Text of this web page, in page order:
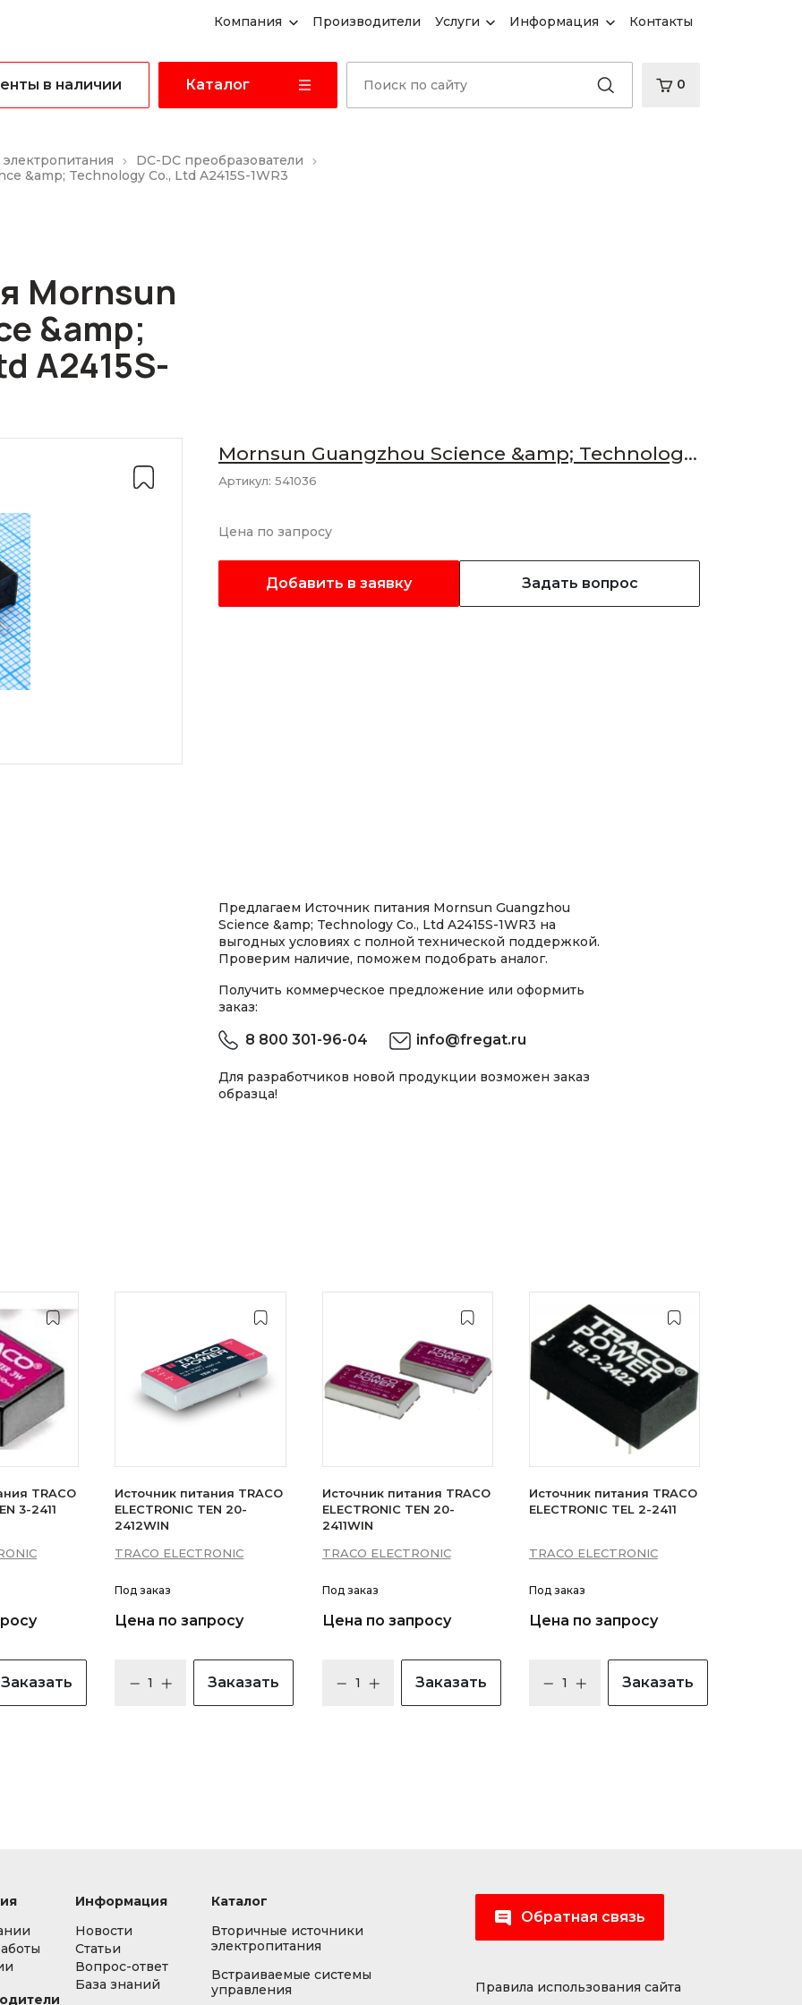
Компания Производители Услуги Информация Контакты
в наличии Каталог 0
DC-DC преобразователи
&amp; Technology Co., Ltd A2415S-1WR3
Mornsun
&amp;
A2415S-
Mornsun Guangzhou Science &amp; Technology
Co., Ltd
Артикул: 541036
Цена по запросу
Добавить в заявку Задать вопрос
Предлагаем Источник питания Mornsun Guangzhou
Science &amp; Technology Co., Ltd A2415S-1WR3 на
выгодных условиях с полной технической поддержкой.
Проверим наличие, поможем подобрать аналог.
Получить коммерческое предложение или оформить
заказ:
8 800 301-96-04 info@fregat.ru
Для разработчиков новой продукции возможен заказ
образца!
TRACO
3-2411
Заказать
Источник питания TRACO
ELECTRONIC TEN 20-
2412WIN
TRACO ELECTRONIC
Под заказ
Цена по запросу
Заказать
Источник питания TRACO
ELECTRONIC TEN 20-
2411WIN
TRACO ELECTRONIC
Под заказ
Цена по запросу
Заказать
Источник питания TRACO
ELECTRONIC TEL 2-2411
TRACO ELECTRONIC
Под заказ
Цена по запросу
Заказать
Информация
Новости
Статьи
Вопрос-ответ
База знаний
Каталог
Вторичные источники
электропитания
Встраиваемые системы
управления
Обратная связь
Правила использования сайта